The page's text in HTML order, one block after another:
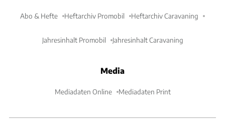
Abo & Hefte Heftarchiv Promobil Heftarchiv Caravaning
Jahresinhalt Promobil Jahresinhalt Caravaning
Media
Mediadaten Online Mediadaten Print